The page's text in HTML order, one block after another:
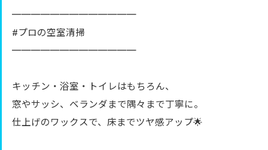
═════════════
#プロの空室清掃
═════════════
キッチン・浴室・トイレはもちろん、
窓やサッシ、ベランダまで隅々まで丁寧に。
仕上げのワックスで、床までツヤ感アップ🌟